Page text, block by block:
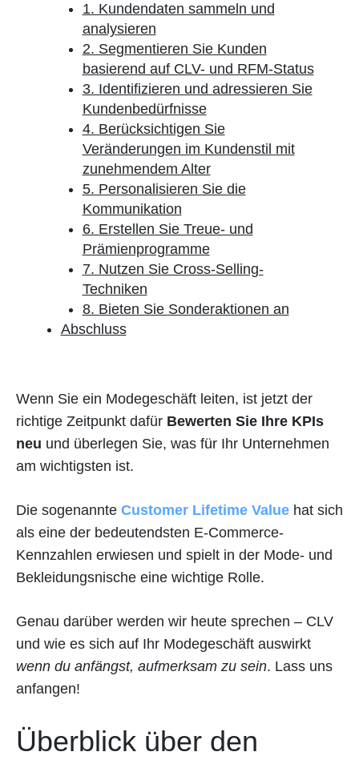
1. Kundendaten sammeln und
analysieren
2. Segmentieren Sie Kunden
basierend auf CLV- und RFM-Status
3. Identifizieren und adressieren Sie
Kundenbedürfnisse
4. Berücksichtigen Sie
Veränderungen im Kundenstil mit
zunehmendem Alter
5. Personalisieren Sie die
Kommunikation
6. Erstellen Sie Treue- und
Prämienprogramme
7. Nutzen Sie Cross-Selling-
Techniken
8. Bieten Sie Sonderaktionen an
Abschluss
Wenn Sie ein Modegeschäft leiten, ist jetzt der
richtige Zeitpunkt dafür Bewerten Sie Ihre KPIs
neu und überlegen Sie, was für Ihr Unternehmen
am wichtigsten ist.
Die sogenannte Customer Lifetime Value hat sich
als eine der bedeutendsten E-Commerce-
Kennzahlen erwiesen und spielt in der Mode- und
Bekleidungsnische eine wichtige Rolle.
Genau darüber werden wir heute sprechen – CLV
und wie es sich auf Ihr Modegeschäft auswirkt
wenn du anfängst, aufmerksam zu sein. Lass uns
anfangen!
Überblick über den